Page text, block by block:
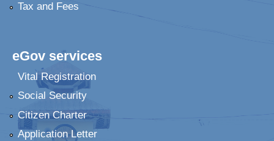
Tax and Fees
eGov services
Vital Registration
Social Security
Citizen Charter
Application Letter